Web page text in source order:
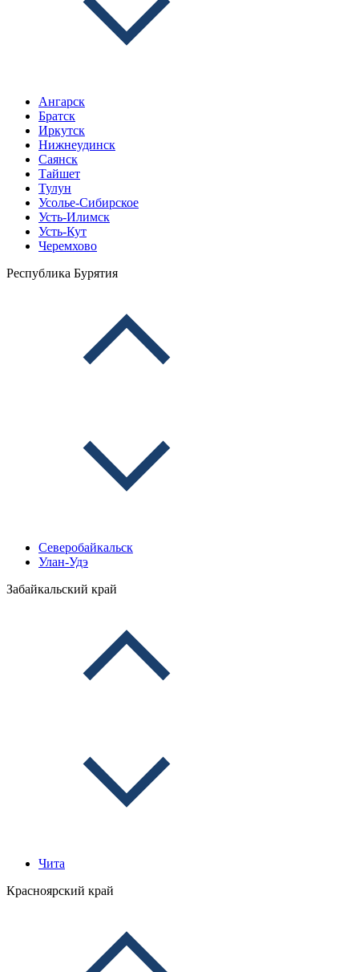
Ангарск
Братск
Иркутск
Нижнеудинск
Саянск
Тайшет
Тулун
Усолье-Сибирское
Усть-Илимск
Усть-Кут
Черемхово
Республика Бурятия
Северобайкальск
Улан-Удэ
Забайкальский край
Чита
Красноярский край